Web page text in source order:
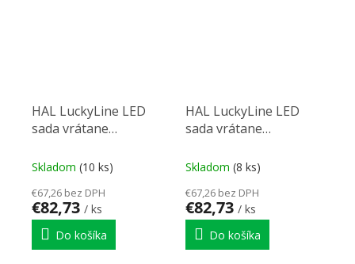
HAL LuckyLine LED
sada vrátane
biela teplá
Skladom (10 ks)
€67,26 bez DPH
€82,73 / ks
Do košíka
HAL LuckyLine LED
sada vrátane
biela studená
Skladom (8 ks)
€67,26 bez DPH
€82,73 / ks
Do košíka